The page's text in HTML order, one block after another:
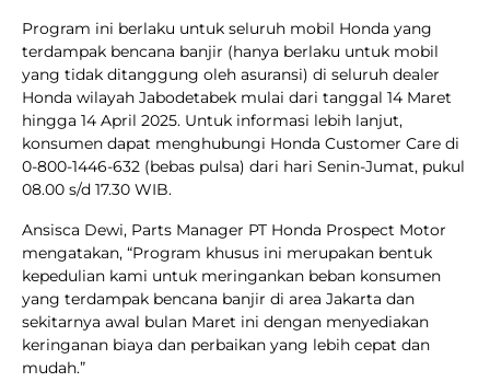
Program ini berlaku untuk seluruh mobil Honda yang
terdampak bencana banjir (hanya berlaku untuk mobil
yang tidak ditanggung oleh asuransi) di seluruh dealer
Honda wilayah Jabodetabek mulai dari tanggal 14 Maret
hingga 14 April 2025. Untuk informasi lebih lanjut,
konsumen dapat menghubungi Honda Customer Care di
0-800-1446-632 (bebas pulsa) dari hari Senin-Jumat, pukul
08.00 s/d 17.30 WIB.
Ansisca Dewi, Parts Manager PT Honda Prospect Motor
mengatakan, “Program khusus ini merupakan bentuk
kepedulian kami untuk meringankan beban konsumen
yang terdampak bencana banjir di area Jakarta dan
sekitarnya awal bulan Maret ini dengan menyediakan
keringanan biaya dan perbaikan yang lebih cepat dan
mudah.”